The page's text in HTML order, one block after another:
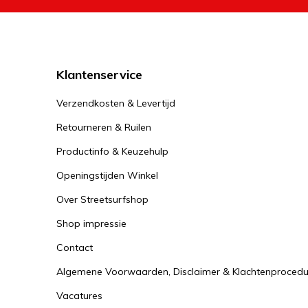
van een
om lange
moet
Tempish
De
je Tempish
Klantenservice
Verzendkosten & Levertijd
Retourneren & Ruilen
Productinfo & Keuzehulp
Openingstijden Winkel
Over Streetsurfshop
Shop impressie
Contact
Algemene Voorwaarden, Disclaimer &
Vacatures